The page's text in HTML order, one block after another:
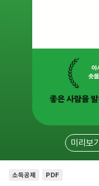
미리보
소득공제 PDF